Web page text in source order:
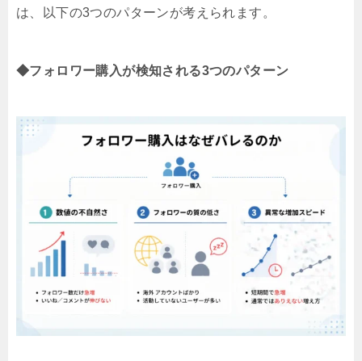
は、以下の3つのパターンが考えられます。
◆フォロワー購入が検知される3つのパターン